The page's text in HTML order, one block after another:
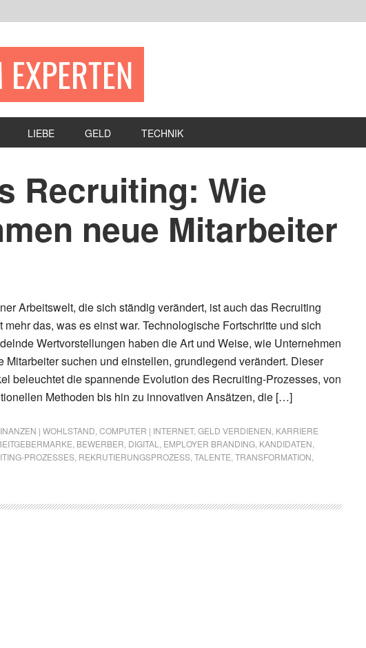
LIEBE GELD TECHNIK
Recruiting: Wie
neue Mitarbeiter
Arbeitswelt, die sich ständig verändert, ist auch das Recruiting
mehr das, was es einst war. Technologische Fortschritte und sich
Wertvorstellungen haben die Art und Weise, wie Unternehmen
Mitarbeiter suchen und einstellen, grundlegend verändert. Dieser
beleuchtet die spannende Evolution des Recruiting-Prozesses, von
Methoden bis hin zu innovativen Ansätzen, die […]
| WOHLSTAND COMPUTER | INTERNET, GELD VERDIENEN KARRIERE
BEWERBER DIGITAL EMPLOYER BRANDING KANDIDATEN
PROZESSES REKRUTIERUNGSPROZESS TALENTE TRANSFORMATION